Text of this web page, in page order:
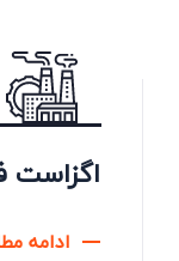
اگزاست
ادامه